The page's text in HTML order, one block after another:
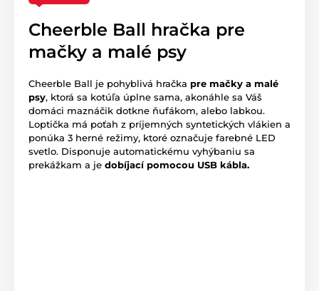
Cheerble Ball hračka pre
mačky a malé psy
Cheerble Ball je pohyblivá hračka pre mačky a malé
psy, ktorá sa kotúľa úplne sama, akonáhle sa Váš
domáci maznáčik dotkne ňufákom, alebo labkou.
Loptička má poťah z príjemných syntetických vlákien a
ponúka 3 herné režimy, ktoré označuje farebné LED
svetlo. Disponuje automatickému vyhýbaniu sa
prekážkam a je dobíjací pomocou USB kábla.